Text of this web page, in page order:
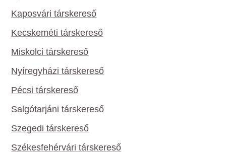
Kaposvári társkereső
Kecskeméti társkereső
Miskolci társkereső
Nyíregyházi társkereső
Pécsi társkereső
Salgótarjáni társkereső
Szegedi társkereső
Székesfehérvári társkereső